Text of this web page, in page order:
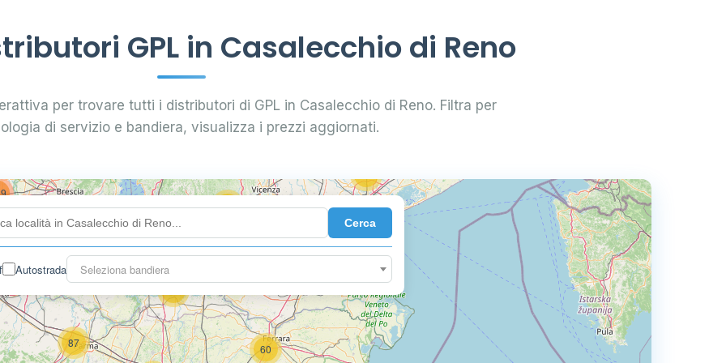
GPL in Casalecchio di Reno
per trovare tutti i distributori di GPL in Casalecchio di Reno. Filtra per
di servizio e bandiera, visualizza i prezzi aggiornati.
Cerca
Autostrada Seleziona bandiera
7
28
5
87
7
119
73
60
0.789 €